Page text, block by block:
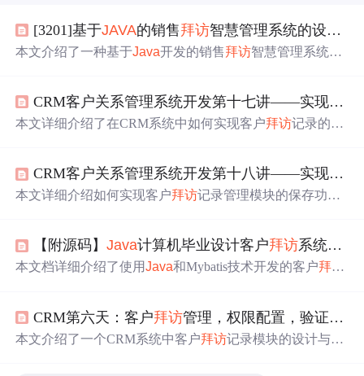
[3201]基于JAVA的销售拜访智慧管理系统的设计与实现
本文介绍了一种基于Java开发的销售拜访智慧管理系统，
日常事务负担，提高工作效率。同时，系统还提供实时数
据分析和决策支持，帮助企业科学经营决策。文章详细阐
CRM客户关系管理系统开发第十七讲——实现客户
本文详细介绍了在CRM系统中如何实现客户拜访记录的管
CRM客户关系管理系统开发第十八讲——实现客户
本文详细介绍如何实现客户拜访记录管理模块的保存功
【附源码】Java计算机毕业设计客户拜访系统小程序（程序+LW+部署）
本文档详细介绍了使用Java和Mybatis技术开发的客户拜访
在线咨询等操作。管理员则具备更多管理功能，如客户、
通知公告、客户拜访和用户打卡的管理。
CRM第六天：客户拜访管理，权限配置，验证码实现
本文介绍了一个CRM系统中客户拜访记录模块的设计与实